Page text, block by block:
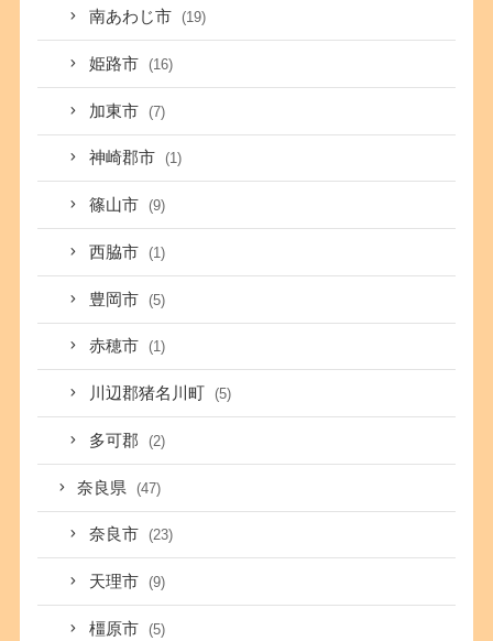
南あわじ市 (19)
姫路市 (16)
加東市 (7)
神崎郡市 (1)
篠山市 (9)
西脇市 (1)
豊岡市 (5)
赤穂市 (1)
川辺郡猪名川町 (5)
多可郡 (2)
奈良県 (47)
奈良市 (23)
天理市 (9)
橿原市 (5)